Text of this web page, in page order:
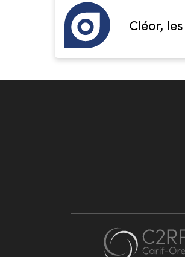
Cléor,